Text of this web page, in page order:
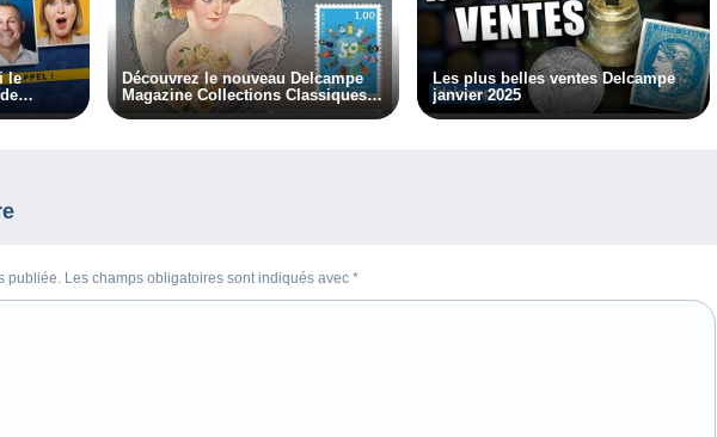
le
Découvrez le nouveau Delcampe
Magazine Collections Classiques
de l’été !
Les plus belles ventes Delcampe
janvier 2025
publiée. Les champs obligatoires sont indiqués avec *